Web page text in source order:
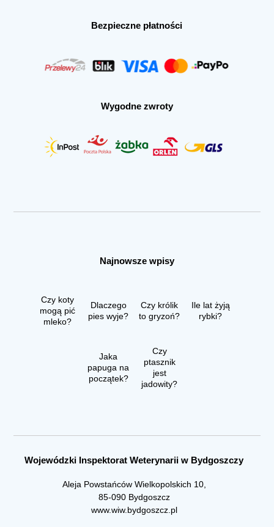
Bezpieczne płatności
Wygodne zwroty
Najnowsze wpisy
Czy koty
mogą pić
mleko?
Dlaczego
pies wyje?
Czy królik
to gryzoń?
Ile lat żyją
rybki?
Jaka
papuga na
początek?
Czy
ptasznik
jest
jadowity?
Wojewódzki Inspektorat Weterynarii w Bydgoszczy
Aleja Powstańców Wielkopolskich 10,
85-090 Bydgoszcz
www.wiw.bydgoszcz.pl